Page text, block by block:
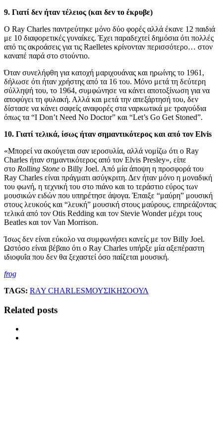
9. Γιατί δεν ήταν τέλειος (και δεν το έκρυβε)
Ο Ray Charles παντρεύτηκε μόνο δύο φορές αλλά έκανε 12 παιδιά
με 10 διαφορετικές γυναίκες. Έχει παραδεχτεί δημόσια ότι πολλές
από τις ακροάσεις για τις Raelletes κρίνονταν περισσότερο… στον
καναπέ παρά στο στούντιο.
Όταν συνελήφθη για κατοχή μαριχουάνας και ηρωίνης το 1961,
δήλωσε ότι ήταν χρήστης από τα 16 του. Μόνο μετά τη δεύτερη
σύλληψή του, το 1964, συμφώνησε να κάνει αποτοξίνωση για να
αποφύγει τη φυλακή. Αλλά και μετά την απεξάρτησή του, δεν
δίστασε να κάνει σαφείς αναφορές στα ναρκωτικά με τραγούδια
όπως τα “I Don’t Need No Doctor” και “Let’s Go Get Stoned”.
10. Γιατί τελικά, ίσως ήταν σημαντικότερος και από τον Elvis
«Μπορεί να ακούγεται σαν ιεροσυλία, αλλά νομίζω ότι ο Ray
Charles ήταν σημαντικότερος από τον Elvis Presley», είπε
στο Rolling Stone o Billy Joel. Από μία άποψη η προσφορά του
Ray Charles είναι πράγματι ασύγκριτη. Δεν ήταν μόνο η μοναδική
του φωνή, η τεχνική του στο πιάνο και το τεράστιο εύρος των
μουσικών ειδών που υπηρέτησε άψογα. Έπαιξε “μαύρη” μουσική
στους λευκούς και “λευκή” μουσική στους μαύρους, επηρεάζοντας
τελικά από τον Otis Redding και τον Stevie Wonder μέχρι τους
Beatles και τον Van Morrison.
Ίσως δεν είναι εύκολο να συμφωνήσει κανείς με τον Billy Joel.
Ωστόσο είναι βέβαιο ότι ο Ray Charles υπήρξε μία αξεπέραστη
ιδιοφυΐα που δεν θα ξεχαστεί όσο παίζεται μουσική.
frog
TAGS: RAY CHARLESΜΟΥΣΙΚΗΣΟΟΥΛ
Related posts